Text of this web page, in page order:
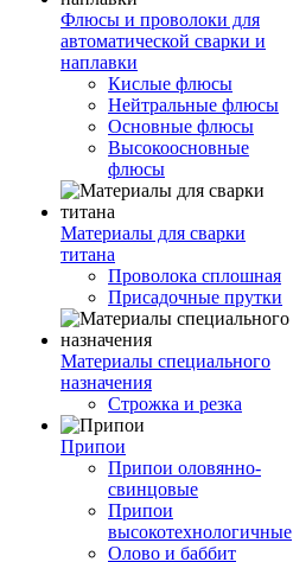
Флюсы и проволоки для
автоматической сварки и
наплавки
Кислые флюсы
Нейтральные флюсы
Основные флюсы
Высокоосновные
флюсы
Материалы для сварки
титана
Проволока сплошная
Присадочные прутки
Материалы специального
назначения
Строжка и резка
Припои
Припои оловянно-
свинцовые
Припои
высокотехнологичные
Олово и баббит